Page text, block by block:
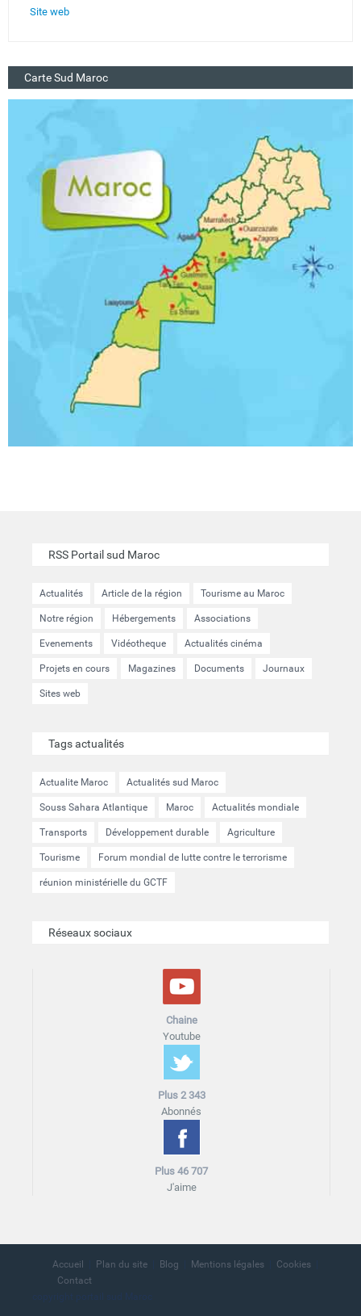
Site web
Carte Sud Maroc
RSS Portail sud Maroc
Actualités Article de la région Tourisme au Maroc
Notre région Hébergements Associations
Evenements Vidéotheque Actualités cinéma
Projets en cours Magazines Documents Journaux
Sites web
Tags actualités
Actualite Maroc Actualités sud Maroc
Souss Sahara Atlantique Maroc Actualités mondiale
Transports Développement durable Agriculture
Tourisme Forum mondial de lutte contre le terrorisme
réunion ministérielle du GCTF
Réseaux sociaux
Chaine
Youtube
Plus 2 343
Abonnés
Plus 46 707
J'aime
Accueil Plan du site Blog Mentions légales
Cookies
Contact